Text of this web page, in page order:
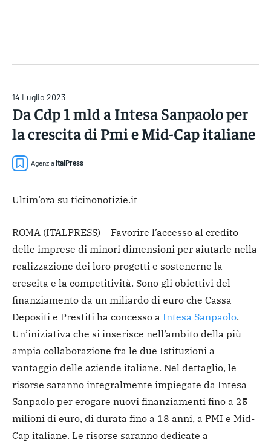
14 Luglio 2023
Da Cdp 1 mld a Intesa Sanpaolo per
la crescita di Pmi e Mid-Cap italiane
AgenziaItalPress
Ultim’ora su ticinonotizie.it
ROMA (ITALPRESS) – Favorire l’accesso al credito
delle imprese di minori dimensioni per aiutarle nella
realizzazione dei loro progetti e sostenerne la
crescita e la competitività. Sono gli obiettivi del
finanziamento da un miliardo di euro che Cassa
Depositi e Prestiti ha concesso a Intesa Sanpaolo.
Un’iniziativa che si inserisce nell’ambito della più
ampia collaborazione fra le due Istituzioni a
vantaggio delle aziende italiane. Nel dettaglio, le
risorse saranno integralmente impiegate da Intesa
Sanpaolo per erogare nuovi finanziamenti fino a 25
milioni di euro, di durata fino a 18 anni, a PMI e Mid-
Cap italiane. Le risorse saranno dedicate a